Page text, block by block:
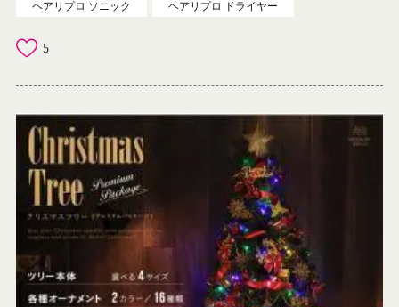
ヘアリプロ ソニック ヘアリプロ ドライヤー
5